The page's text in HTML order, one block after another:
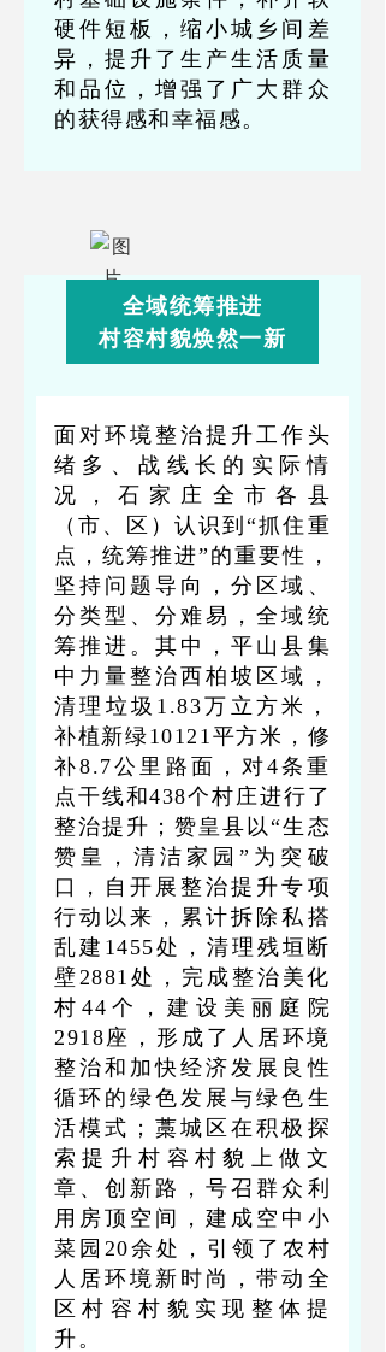
硬件短板，缩小城乡间差
异，提升了生产生活质量
和品位，增强了广大群众
的获得感和幸福感。
全域统筹推进
村容村貌焕然一新
面对环境整治提升工作头
绪多、战线长的实际情
况，石家庄全市各县
（市、区）认识到“抓住重
点，统筹推进”的重要性，
坚持问题导向，分区域、
分类型、分难易，全域统
筹推进。其中，平山县集
中力量整治西柏坡区域，
清理垃圾1.83万立方米，
补植新绿10121平方米，修
补8.7公里路面，对4条重
点干线和438个村庄进行了
整治提升；赞皇县以“生态
赞皇，清洁家园”为突破
口，自开展整治提升专项
行动以来，累计拆除私搭
乱建1455处，清理残垣断
壁2881处，完成整治美化
村44个，建设美丽庭院
2918座，形成了人居环境
整治和加快经济发展良性
循环的绿色发展与绿色生
活模式；藁城区在积极探
索提升村容村貌上做文
章、创新路，号召群众利
用房顶空间，建成空中小
菜园20余处，引领了农村
人居环境新时尚，带动全
区村容村貌实现整体提
升。